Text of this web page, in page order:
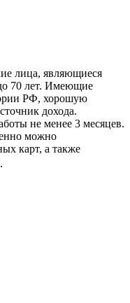
лица, являющиеся
70 лет. Имеющие
РФ, хорошую
дохода.
не менее 3 месяцев.
можно
карт, а также